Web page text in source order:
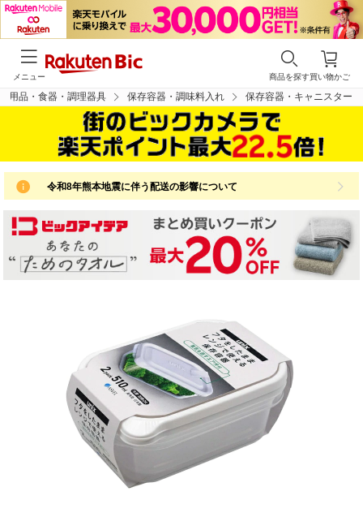
買い物かご
商品を探す
メニュー
用品・食器・調理器具 保存容器・調味料入れ 保存容器・キャニスター
令和8年熊本地震に伴う配送の影響について